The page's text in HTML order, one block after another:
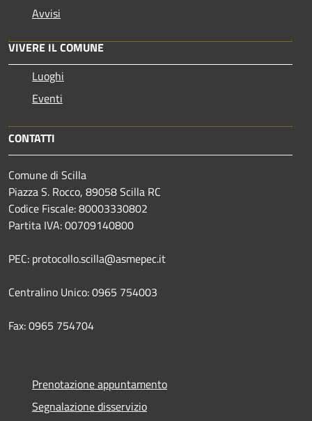
Avvisi
VIVERE IL COMUNE
Luoghi
Eventi
CONTATTI
Comune di Scilla
Piazza S. Rocco, 89058 Scilla RC
Codice Fiscale: 80003330802
Partita IVA: 00709140800
PEC: protocollo.scilla@asmepec.it
Centralino Unico: 0965 754003
Fax: 0965 754704
Prenotazione appuntamento
Segnalazione disservizio